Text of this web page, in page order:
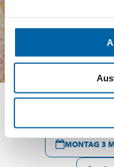
MONTAG 3